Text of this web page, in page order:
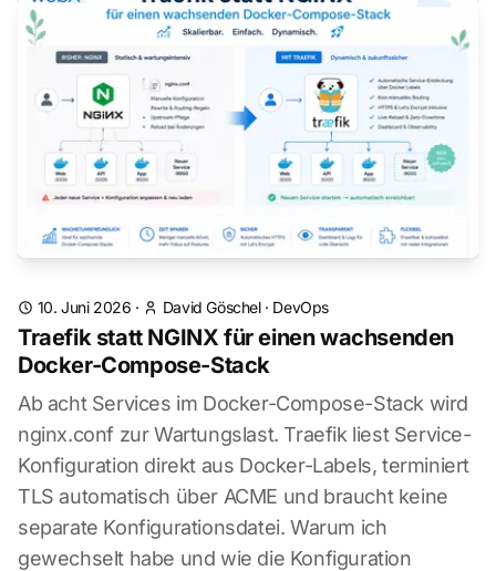
10. Juni 2026 · David Göschel· DevOps
Traefik statt NGINX für einen wachsenden
Docker-Compose-Stack
Ab acht Services im Docker-Compose-Stack wird
nginx.conf zur Wartungslast. Traefik liest Service-
Konfiguration direkt aus Docker-Labels, terminiert
TLS automatisch über ACME und braucht keine
separate Konfigurationsdatei. Warum ich
gewechselt habe und wie die Konfiguration